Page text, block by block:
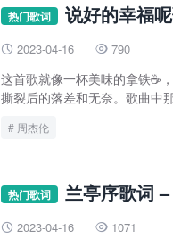
热门歌词 说好的幸福
 2023-04-16  790
这首歌就像一杯美味的拿铁☕️
撕裂后的落差和无奈。歌曲中
周杰伦
热门歌词 兰亭序歌词
 2023-04-16  1071